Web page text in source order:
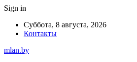
Sign in
Суббота, 8 августа, 2026
Контакты
mlan.by